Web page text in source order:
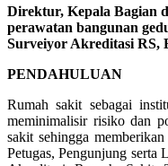
Direktur, Kepala Bagian
perawatan bangunan
Surveiyor Akreditasi RS,
PENDAHULUAN
Rumah sakit sebagai
meminimalisir risiko dan
sakit sehingga
Petugas, Pengunjung serta